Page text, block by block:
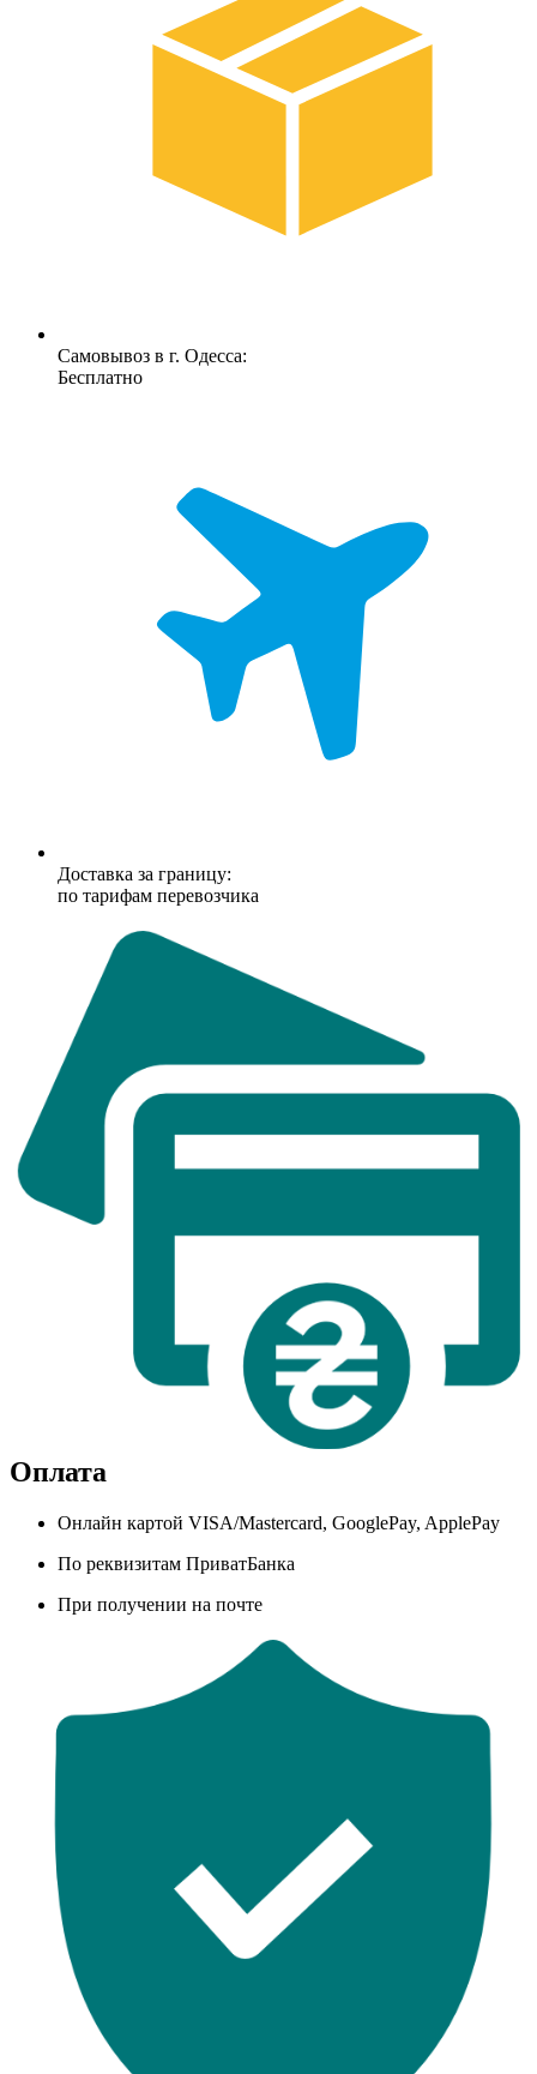
Самовывоз в г. Одесса:
Бесплатно
Доставка за границу:
по тарифам перевозчика
Оплата
Онлайн картой VISA/Mastercard, GooglePay, ApplePay
По реквизитам ПриватБанка
При получении на почте